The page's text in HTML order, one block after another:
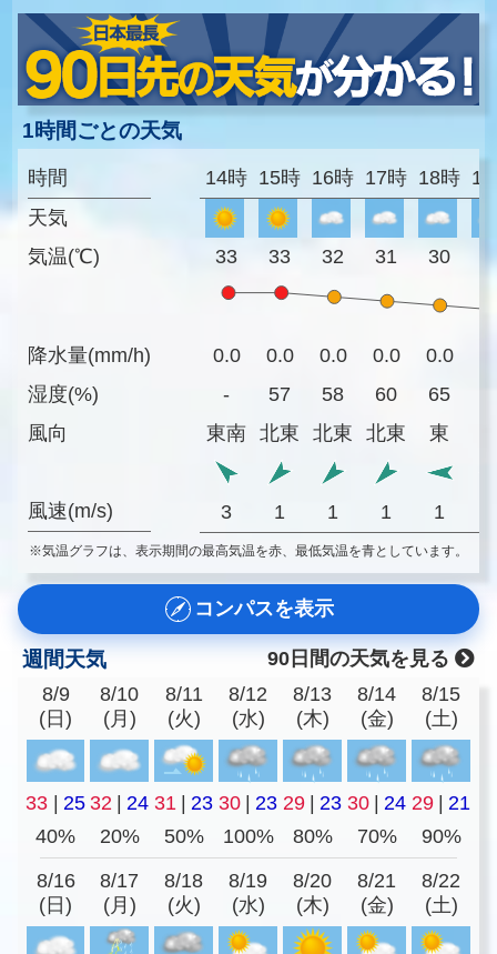
1時間ごとの天気
時間
天気
気温(℃)
降水量(mm/h)
湿度(%)
風向
風速(m/s)
14時 15時 16時 17時 18時
33 33 32 31 30
0.0 0.0 0.0 0.0 0.0
-
57 58 60 65
東南
北東 北東 北東 東
3 1 1 1 1
※気温グラフは、表示期間の最高気温を赤、最低気温を青としています。
コンパスを表示
週間天気
90日間の天気を見る
8/9
(日)
8/10
(月)
8/11
(火)
8/12
(水)
8/13
(木)
8/14
(金)
8/15
(土)
33 | 25 32 | 24 31 | 23 30 | 23 29 | 23 30 | 24 29 | 21
40%
20% 50% 100% 80% 70% 90%
8/16
(日)
8/17
(月)
8/18
(火)
8/19
(水)
8/20
(木)
8/21
(金)
8/22
(土)